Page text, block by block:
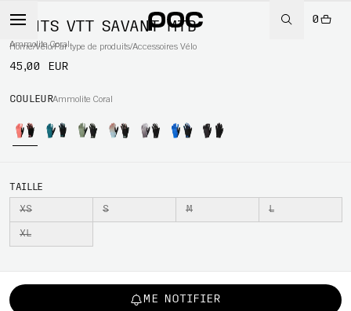
0
Home/Vélo/Par type de produits/Accessoires Vélo
GANTS VTT SAVANT MTB
Ammolite Coral
45,00 EUR
COULEURAmmolite Coral
TAILLE
XS S M L
XL
ME NOTIFIER